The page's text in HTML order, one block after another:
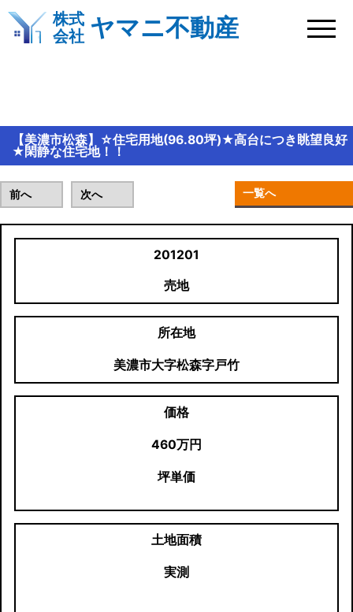
株式
会社 ヤマニ不動産
【美濃市松森】☆住宅用地(96.80坪)★高台につき眺望良好
★閑静な住宅地！！
前へ 次へ 一覧へ
201201
売地
所在地
美濃市大字松森字戸竹
価格
460万円
坪単価
土地面積
実測